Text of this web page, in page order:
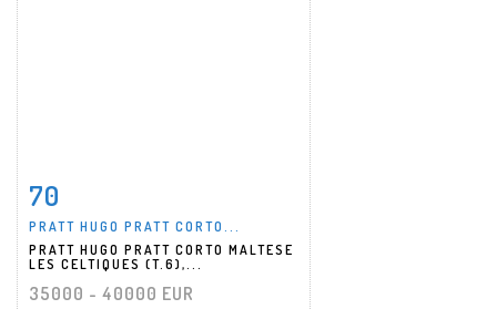
70
PRATT HUGO PRATT CORTO...
PRATT HUGO PRATT CORTO MALTESE
LES CELTIQUES (T.6),...
35000 - 40000 EUR